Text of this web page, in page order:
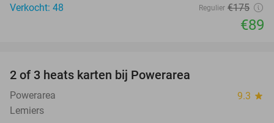
Verkocht: 48
Regulier €175
€89
2 of 3 heats karten bij Powerarea
Powerarea 9.3 star
Lemiers